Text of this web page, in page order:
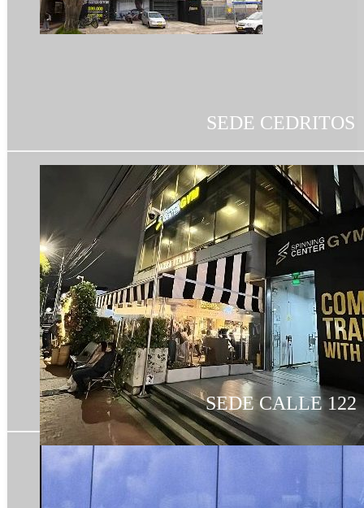
SEDE CEDRITOS
SEDE CALLE 122